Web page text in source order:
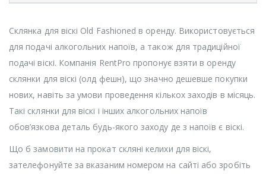
Склянка для віскі Old Fashioned в оренду. Використовується
для подачі алкогольних напоїв, а також для традиційної
подачі віскі. Компанія RentPro пропонує взяти в оренду
склянки для віскі (олд фешн), що значно дешевше покупки
нових, навіть за умови проведення кількох заходів в місяць.
Такі склянки для віскі і інших алкогольних напоїв
обов’язкова деталь будь-якого заходу де з напоїв є віскі.
Що б замовити на прокат скляні келихи для віскі,
зателефонуйте за вказаним номером на сайті або зробіть